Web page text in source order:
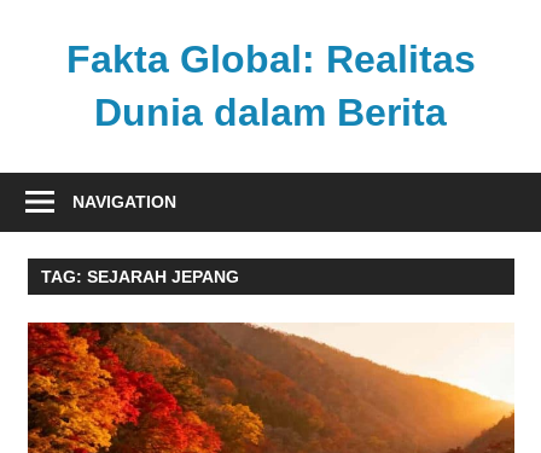
Fakta Global: Realitas
Dunia dalam Berita
kabar
dari
berbagai
pandang
NAVIGATION
TAG: SEJARAH JEPANG